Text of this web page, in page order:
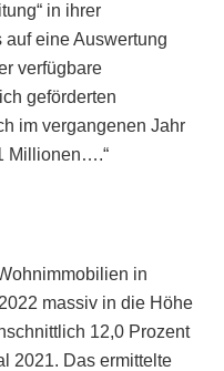
in ihrer
eine Auswertung
verfügbare
geförderten
im vergangenen Jahr
Millionen….“
in
massiv in die Höhe
12,0 Prozent
2021. Das ermittelte